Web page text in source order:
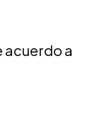
acuerdo a